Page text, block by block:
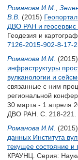
Романова И.М.
В.В. (2015)
ДВО РАН и геосервис
Геодезия и
7126-2015-902-8-17-
Романова И.М. (2015)
инфраструктуры
вулканологии и
связанные с ним
региональной
30 марта - 1 апреля
ДВО РАН. С. 218-221.
Романова И.М. (2015)
данных Института
текущее состояние и
КРАУНЦ. Серия: